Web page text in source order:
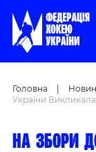
Головна
України Викликала
На збори